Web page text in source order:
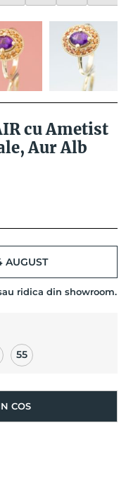
cu Ametist
Aur Alb
AUGUST
ridica din showroom.
55
COS